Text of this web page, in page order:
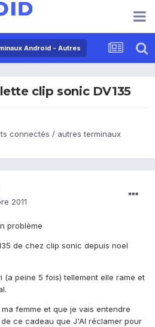
Android - Autres
clip sonic DV135
connectés / autres terminaux
2011
problème
de chez clip sonic depuis noel
(a peine 5 fois) tellement elle rame et
femme et que je vais entendre
ce cadeau que J'AI réclamer pour